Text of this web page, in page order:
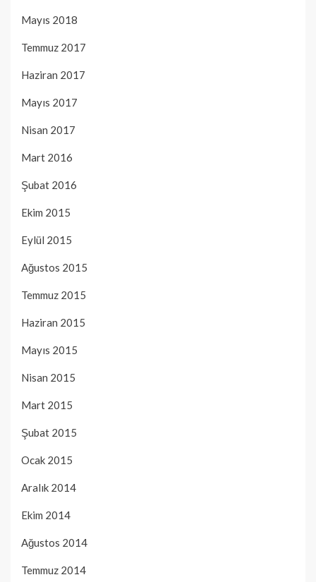
Mayıs 2018
Temmuz 2017
Haziran 2017
Mayıs 2017
Nisan 2017
Mart 2016
Şubat 2016
Ekim 2015
Eylül 2015
Ağustos 2015
Temmuz 2015
Haziran 2015
Mayıs 2015
Nisan 2015
Mart 2015
Şubat 2015
Ocak 2015
Aralık 2014
Ekim 2014
Ağustos 2014
Temmuz 2014